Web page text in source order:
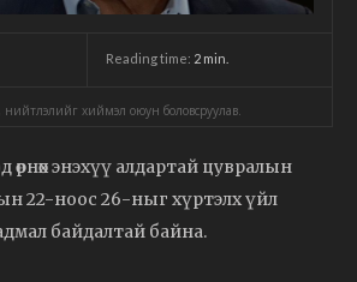
Reading time: 2 min.
нийтлэлийг хиймэл оюун боловсруулав.
өрнөх энэхүү алдартай цувралын
22-ноос 26-ныг хүртэлх үйл
байдалтай байна.